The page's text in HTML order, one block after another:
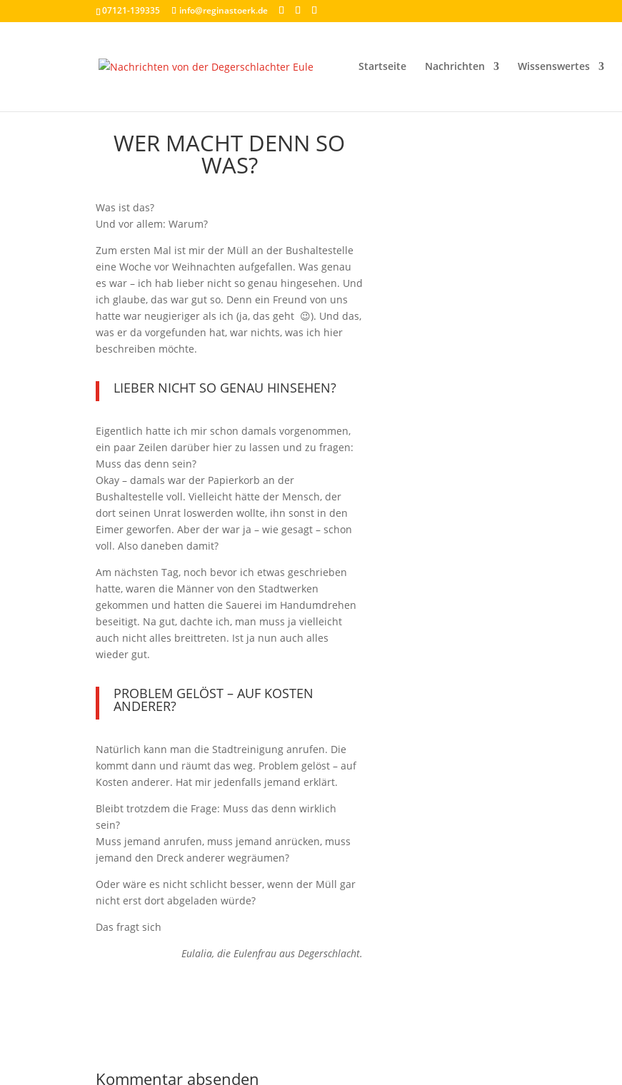
07121-139335 info@reginastoerk.de
Startseite Nachrichten Wissenswertes
WER MACHT DENN SO
WAS?
Was ist das?
Und vor allem: Warum?
Zum ersten Mal ist mir der Müll an der Bushaltestelle
eine Woche vor Weihnachten aufgefallen. Was genau
es war – ich hab lieber nicht so genau hingesehen. Und
ich glaube, das war gut so. Denn ein Freund von uns
hatte war neugieriger als ich (ja, das geht 😉). Und das,
was er da vorgefunden hat, war nichts, was ich hier
beschreiben möchte.
LIEBER NICHT SO GENAU HINSEHEN?
Eigentlich hatte ich mir schon damals vorgenommen,
ein paar Zeilen darüber hier zu lassen und zu fragen:
Muss das denn sein?
Okay – damals war der Papierkorb an der
Bushaltestelle voll. Vielleicht hätte der Mensch, der
dort seinen Unrat loswerden wollte, ihn sonst in den
Eimer geworfen. Aber der war ja – wie gesagt – schon
voll. Also daneben damit?
Am nächsten Tag, noch bevor ich etwas geschrieben
hatte, waren die Männer von den Stadtwerken
gekommen und hatten die Sauerei im Handumdrehen
beseitigt. Na gut, dachte ich, man muss ja vielleicht
auch nicht alles breittreten. Ist ja nun auch alles
wieder gut.
PROBLEM GELÖST – AUF KOSTEN
ANDERER?
Natürlich kann man die Stadtreinigung anrufen. Die
kommt dann und räumt das weg. Problem gelöst – auf
Kosten anderer. Hat mir jedenfalls jemand erklärt.
Bleibt trotzdem die Frage: Muss das denn wirklich
sein?
Muss jemand anrufen, muss jemand anrücken, muss
jemand den Dreck anderer wegräumen?
Oder wäre es nicht schlicht besser, wenn der Müll gar
nicht erst dort abgeladen würde?
Das fragt sich
Eulalia, die Eulenfrau aus Degerschlacht.
Kommentar absenden